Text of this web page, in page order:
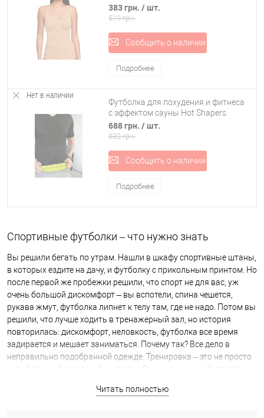
S
383 грн. / шт.
519 грн.
Сообщить о наличии
Подробнее
Нет в наличии
Футболка для похудения и фитнеса
с эффектом сауны Hot Shapers
Neotex
688 грн. / шт.
832 грн.
Сообщить о наличии
Подробнее
Спортивные футболки – что нужно знать
Вы решили бегать по утрам. Нашли в шкафу спортивные штаны,
в которых ездите на дачу, и футболку с прикольным принтом. Но
после первой же пробежки решили, что спорт не для вас, уж
очень большой дискомфорт – вы вспотели, спина чешется,
рукава жмут, футболка липнет к телу там, где не надо. Потом вы
решили, что лучше ходить в тренажерный зал, но история
повторилась: дискомфорт, неловкость, футболка все время
задирается и мешает заниматься. Почему так? Все дело в
неправильно подобранной одежде. Тренировка – это не просто
чуть больше физической нагрузки. Ваши мышцы работают в
иначе дышите. Телу нужна поддержка как во время силовых
Читать полностью